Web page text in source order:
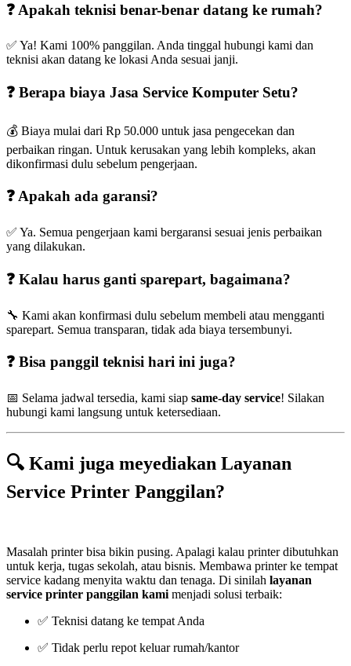
❓ Apakah teknisi benar-benar datang ke rumah?
✅ Ya! Kami 100% panggilan. Anda tinggal hubungi kami dan
teknisi akan datang ke lokasi Anda sesuai janji.
❓ Berapa biaya Jasa Service Komputer Setu?
💰 Biaya mulai dari Rp 50.000 untuk jasa pengecekan dan
perbaikan ringan. Untuk kerusakan yang lebih kompleks, akan
dikonfirmasi dulu sebelum pengerjaan.
❓ Apakah ada garansi?
✅ Ya. Semua pengerjaan kami bergaransi sesuai jenis perbaikan
yang dilakukan.
❓ Kalau harus ganti sparepart, bagaimana?
🔧 Kami akan konfirmasi dulu sebelum membeli atau mengganti
sparepart. Semua transparan, tidak ada biaya tersembunyi.
❓ Bisa panggil teknisi hari ini juga?
📅 Selama jadwal tersedia, kami siap same-day service! Silakan
hubungi kami langsung untuk ketersediaan.
🔍 Kami juga meyediakan Layanan
Service Printer Panggilan?
Masalah printer bisa bikin pusing. Apalagi kalau printer dibutuhkan
untuk kerja, tugas sekolah, atau bisnis. Membawa printer ke tempat
service kadang menyita waktu dan tenaga. Di sinilah layanan
service printer panggilan kami menjadi solusi terbaik:
✅ Teknisi datang ke tempat Anda
✅ Tidak perlu repot keluar rumah/kantor